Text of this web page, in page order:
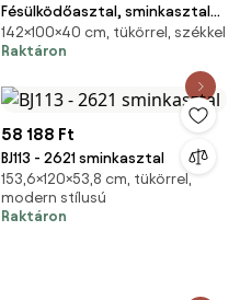
Fésülködőasztal, sminkasztal
tükörrel fiókokkal, fehér
100x40x142cm
142×100×40 cm, tükörrel, székkel
Raktáron
58 188 Ft
BJ113 - 2621 sminkasztal
153,6×120×53,8 cm, tükörrel,
modern stílusú
Raktáron